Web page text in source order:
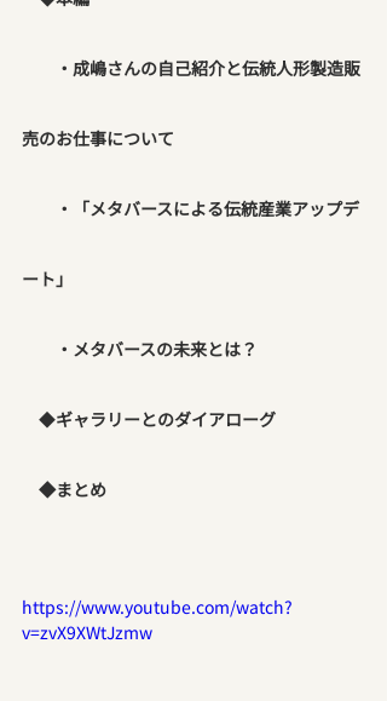
・成嶋さんの自己紹介と伝統人形製造販
売のお仕事について
・「メタバースによる伝統産業アップデ
ート」
・メタバースの未来とは？
◆ギャラリーとのダイアローグ
◆まとめ
https://www.youtube.com/watch?
v=zvX9XWtJzmw